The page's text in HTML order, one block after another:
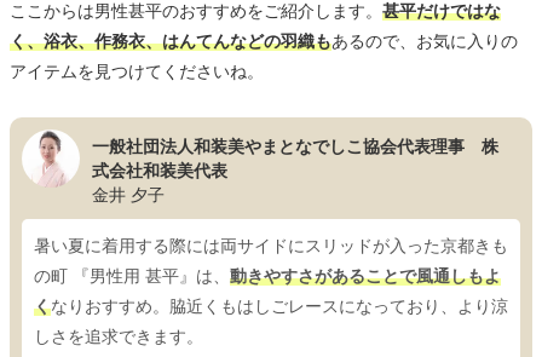
ここからは男性甚平のおすすめをご紹介します。 甚平だけではな
く、浴衣、作務衣、はんてんなどの羽織もあるので、お気に入りの
アイテムを見つけてくださいね。
一般社団法人和装美やまとなでしこ協会代表理事 株
式会社和装美代表
金井 夕子
暑い夏に着用する際には両サイドにスリッドが入った京都きも
の町 『男性用 甚平』は、 動きやすさがあることで風通しもよ
くなりおすすめ。脇近くもはしごレースになっており、より涼
しさを追求できます。